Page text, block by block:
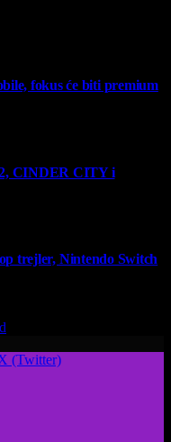
fokus će biti premium
2, CINDER CITY i
trejler, Nintendo Switch
(Twitter)